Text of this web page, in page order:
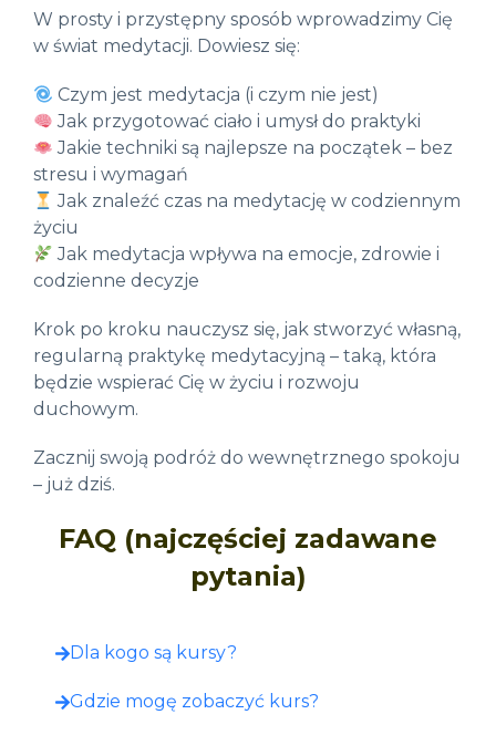
W prosty i przystępny sposób wprowadzimy Cię
w świat medytacji. Dowiesz się:
Czym jest medytacja (i czym nie jest)
Jak przygotować ciało i umysł do praktyki
Jakie techniki są najlepsze na początek – bez
stresu i wymagań
Jak znaleźć czas na medytację w codziennym
życiu
Jak medytacja wpływa na emocje, zdrowie i
codzienne decyzje
Krok po kroku nauczysz się, jak stworzyć własną,
regularną praktykę medytacyjną – taką, która
będzie wspierać Cię w życiu i rozwoju
duchowym.
Zacznij swoją podróż do wewnętrznego spokoju
– już dziś.
FAQ (najczęściej zadawane
pytania)
Dla kogo są kursy?
Gdzie mogę zobaczyć kurs?​